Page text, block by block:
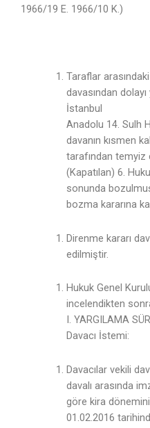
1966/19 E. 1966/10 K.)
Taraflar
davasından
İstanbul
Anadolu 14. Sulh
davanın kısmen
tarafından temyiz
(Kapatılan) 6.
sonunda
bozma kararına
Direnme kararı
edilmiştir.
Hukuk Genel
incelendikten
I. YARGILAMA
Davacı İstemi:
Davacılar vekili
davalı arasında
göre kira
01.02.2016